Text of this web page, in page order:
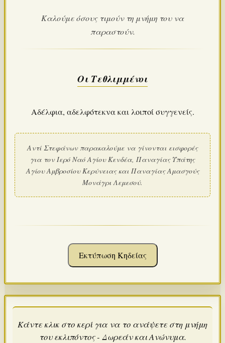
Καλούμε όσους τιμούν τη μνήμη του να
παραστούν.
Οι Τεθλιμμένοι
​Αδέλφια, αδελφότεκνα και λοιποί συγγενείς.
Αντί Στεφάνων παρακαλούμε να γίνονται εισφορές
για τον Ιερό Ναό Αγίου Κενδέα, Παναγίας Υπάτης
Αγίου Αμβροσίου Κερύνειας και Παναγίας Αμασγούς
Μονάγρι Λεμεσού.
Εκτύπωση Κηδείας
Κάντε κλικ στο κερί για να το ανάψετε στη μνήμη
του εκλιπόντος - Δωρεάν και Ανώνυμα.